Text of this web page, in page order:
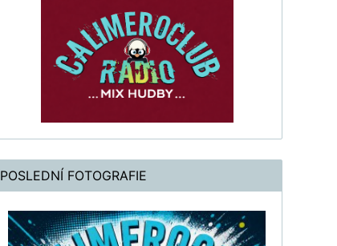
POSLEDNÍ FOTOGRAFIE